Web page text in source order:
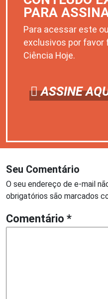
PARA
Para acessar este
exclusivos por favor
Ciência Hoje.
ASSINE
Seu Comentário
O seu endereço de e-mail
obrigatórios são marcados
Comentário *